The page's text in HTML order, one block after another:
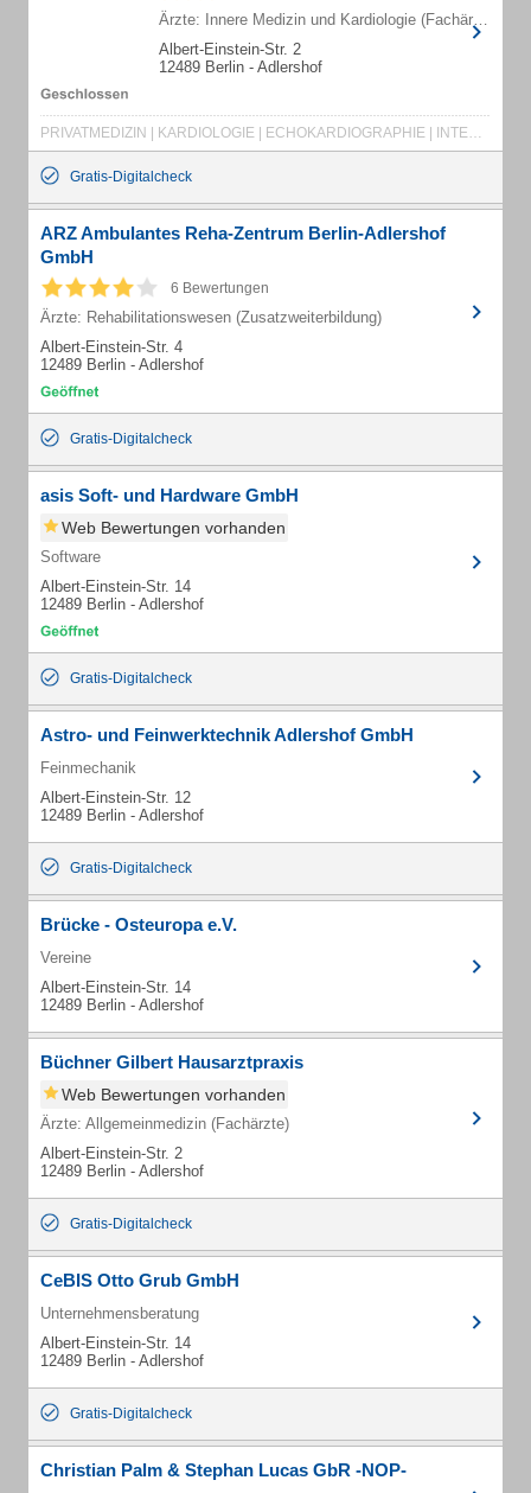
Ärzte: Innere Medizin und Kardiologie (Fachärzte)
Albert-Einstein-Str. 2
12489 Berlin - Adlershof
PRIVATMEDIZIN | KARDIOLOGIE | ECHOKARDIOGRAPHIE | INTERNISTEN | HERZKATHETER
Gratis-Digitalcheck
ARZ Ambulantes Reha-Zentrum Berlin-Adlershof
GmbH
6 Bewertungen
Ärzte: Rehabilitationswesen (Zusatzweiterbildung)
Albert-Einstein-Str. 4
12489 Berlin - Adlershof
Gratis-Digitalcheck
asis Soft- und Hardware GmbH
Web Bewertungen vorhanden
Software
Albert-Einstein-Str. 14
12489 Berlin - Adlershof
Gratis-Digitalcheck
Astro- und Feinwerktechnik Adlershof GmbH
Feinmechanik
Albert-Einstein-Str. 12
12489 Berlin - Adlershof
Gratis-Digitalcheck
Brücke - Osteuropa e.V.
Vereine
Albert-Einstein-Str. 14
12489 Berlin - Adlershof
Büchner Gilbert Hausarztpraxis
Web Bewertungen vorhanden
Ärzte: Allgemeinmedizin (Fachärzte)
Albert-Einstein-Str. 2
12489 Berlin - Adlershof
Gratis-Digitalcheck
CeBIS Otto Grub GmbH
Unternehmensberatung
Albert-Einstein-Str. 14
12489 Berlin - Adlershof
Gratis-Digitalcheck
Christian Palm & Stephan Lucas GbR -NOP-